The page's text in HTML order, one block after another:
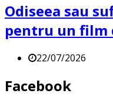
Odiseea sau
pentru un film
22/07/2026
Facebook